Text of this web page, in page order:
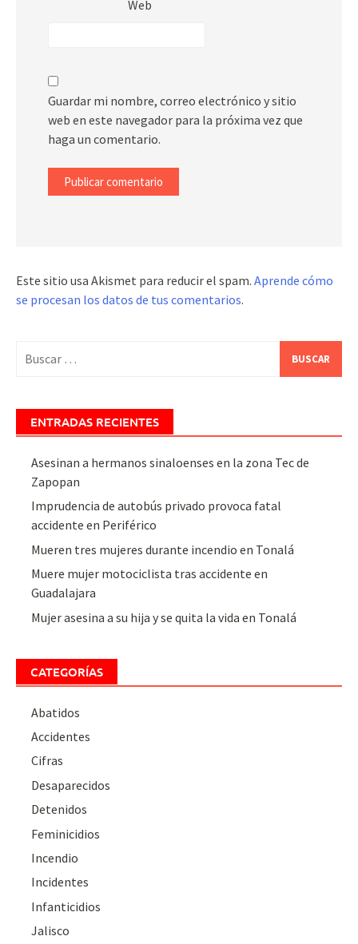
Web
Guardar mi nombre, correo electrónico y sitio
web en este navegador para la próxima vez que
haga un comentario.
Este sitio usa Akismet para reducir el spam. Aprende cómo
se procesan los datos de tus comentarios.
ENTRADAS RECIENTES
Asesinan a hermanos sinaloenses en la zona Tec de
Zapopan
Imprudencia de autobús privado provoca fatal
accidente en Periférico
Mueren tres mujeres durante incendio en Tonalá
Muere mujer motociclista tras accidente en
Guadalajara
Mujer asesina a su hija y se quita la vida en Tonalá
CATEGORÍAS
Abatidos
Accidentes
Cifras
Desaparecidos
Detenidos
Feminicidios
Incendio
Incidentes
Infanticidios
Jalisco